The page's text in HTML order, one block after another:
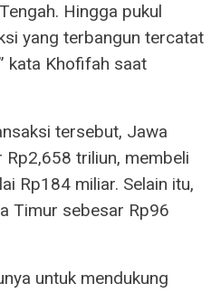
Hingga pukul
yang terbangun tercatat
kata Khofifah saat
tersebut, Jawa
triliun, membeli
Rp184 miliar. Selain itu,
Timur sebesar Rp96
untuk mendukung